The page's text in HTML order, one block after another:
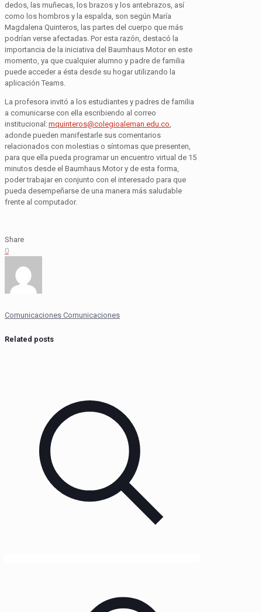
dedos, las muñecas, los brazos y los antebrazos, así
como los hombros y la espalda, son según María
Magdalena Quinteros, las partes del cuerpo que más
podrían verse afectadas. Por esta razón, destacó la
importancia de la iniciativa del Baumhaus Motor en este
momento, ya que cualquier alumno y padre de familia
puede acceder a ésta desde su hogar utilizando la
aplicación Teams.
La profesora invitó a los estudiantes y padres de familia
a comunicarse con ella escribiendo al correo
institucional:mquinteros@colegioaleman.edu.co,
adonde pueden manifestarle sus comentarios
relacionados con molestias o síntomas que presenten,
para que ella pueda programar un encuentro virtual de 15
minutos desde el Baumhaus Motor y de esta forma,
poder trabajar en conjunto con el interesado para que
pueda desempeñarse de una manera más saludable
frente al computador.
Share
0
Comunicaciones Comunicaciones
Related posts